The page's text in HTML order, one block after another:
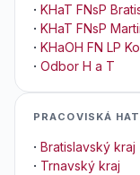
· KHaT FNsP
· KHaT FNsP
· KHaOH FN LP
· Odbor H a T
PRACOVISKÁ HAT
· Bratislavský kraj
· Trnavský kraj